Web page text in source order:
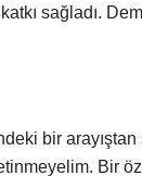
sağladı.
bir
Bir